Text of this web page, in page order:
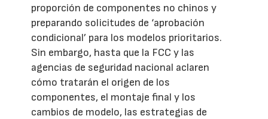
proporción de componentes no chinos y
preparando solicitudes de ‘aprobación
condicional’ para los modelos prioritarios.
Sin embargo, hasta que la FCC y las
agencias de seguridad nacional aclaren
cómo tratarán el origen de los
componentes, el montaje final y los
cambios de modelo, las estrategias de